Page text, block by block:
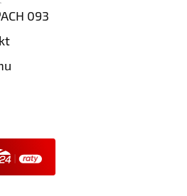
093